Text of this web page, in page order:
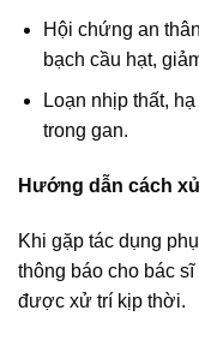
Hội chứng an
bạch cầu hạt,
Loạn nhịp thất,
trong gan.
Hướng dẫn cách
Khi gặp tác dụng
thông báo cho bác
được xử trí kịp thời.